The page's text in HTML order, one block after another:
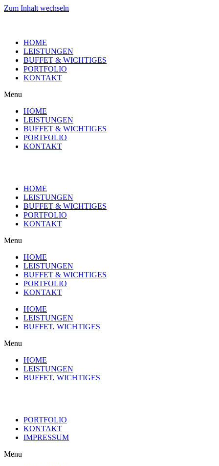
Zum Inhalt wechseln
HOME
LEISTUNGEN
BUFFET & WICHTIGES
PORTFOLIO
KONTAKT
Menu
HOME
LEISTUNGEN
BUFFET & WICHTIGES
PORTFOLIO
KONTAKT
HOME
LEISTUNGEN
BUFFET & WICHTIGES
PORTFOLIO
KONTAKT
Menu
HOME
LEISTUNGEN
BUFFET & WICHTIGES
PORTFOLIO
KONTAKT
HOME
LEISTUNGEN
BUFFET, WICHTIGES
Menu
HOME
LEISTUNGEN
BUFFET, WICHTIGES
PORTFOLIO
KONTAKT
IMPRESSUM
Menu